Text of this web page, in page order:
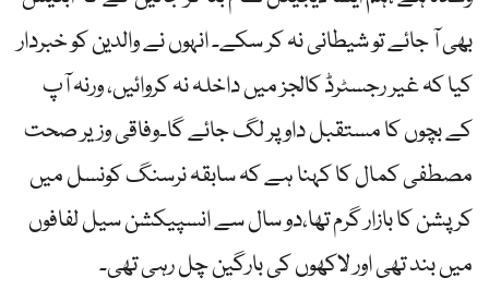
بھی آ جائے تو شیطانی نہ کر سکے۔ انہوں نے والدین کو خبردار
کیا کہ غیر رجسٹرڈ کالجز میں داخلہ نہ کروائیں، ورنہ آپ
کے بچوں کا مستقبل داو پر لگ جائے گا۔وفاقی وزیر صحت
مصطفی کمال کا کہنا ہے کہ سابقہ نرسنگ کونسل میں
کرپشن کا بازار گرم تھا،دو سال سے انسپیکشن سیل لفافوں
میں بند تھی اور لاکھوں کی بارگین چل رہی تھی۔